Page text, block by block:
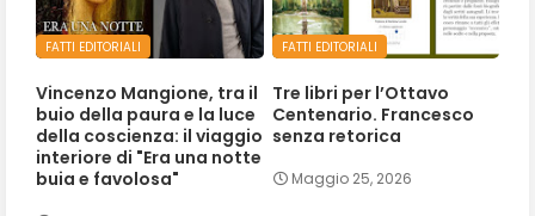
FATTI EDITORIALI
Vincenzo Mangione, tra il
buio della paura e la luce
della coscienza: il viaggio
interiore di "Era una notte
buia e favolosa"
FATTI EDITORIALI
Tre libri per l’Ottavo
Centenario. Francesco
senza retorica
Maggio 25, 2026